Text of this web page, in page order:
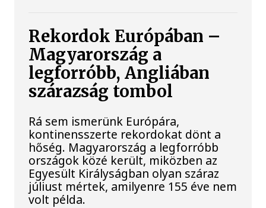
Rekordok Európában –
Magyarország a
legforróbb, Angliában
szárazság tombol
Rá sem ismerünk Európára,
kontinensszerte rekordokat dönt a
hőség. Magyarország a legforróbb
országok közé került, miközben az
Egyesült Királyságban olyan száraz
júliust mértek, amilyenre 155 éve nem
volt példa.